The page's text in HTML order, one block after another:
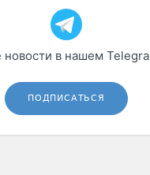
новости в нашем
ПОДПИСАТЬСЯ